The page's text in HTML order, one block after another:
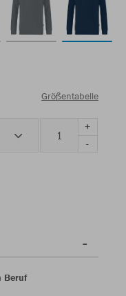
Größentabelle
+
-
Beruf